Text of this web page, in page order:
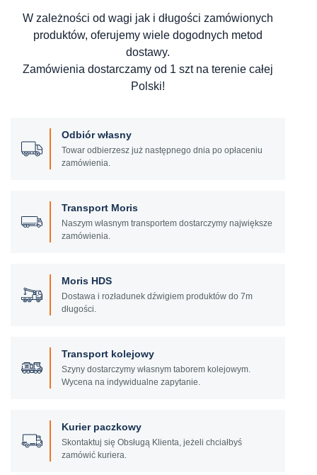
W zależności od wagi jak i długości zamówionych
produktów, oferujemy wiele dogodnych metod
dostawy.
Zamówienia dostarczamy od 1 szt na terenie całej
Polski!
Odbiór własny
Towar odbierzesz już następnego dnia po opłaceniu
zamówienia.
Transport Moris
Naszym własnym transportem dostarczymy największe
zamówienia.
Moris HDS
Dostawa i rozładunek dźwigiem produktów do 7m
długości.
Transport kolejowy
Szyny dostarczymy własnym taborem kolejowym.
Wycena na indywidualne zapytanie.
Kurier paczkowy
Skontaktuj się Obsługą Klienta, jeżeli chciałbyś
zamówić kuriera.